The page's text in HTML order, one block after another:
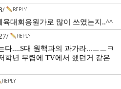
대회응원가로 많이 쓰였는지..^^
다....S대 원핵과의 과가라...ㅡㅡㅋ
학년 무렵에 TV에서 했던거 같은